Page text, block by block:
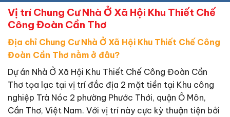
Vị trí Chung Cư Nhà Ở Xã Hội Khu Thiết Chế
Công Đoàn Cần Thơ
Địa chỉ Chung Cư Nhà Ở Xã Hội Khu Thiết Chế Công
Đoàn Cần Thơ nằm ở đâu?
Dự án Nhà Ở Xã Hội Khu Thiết Chế Công Đoàn Cần
Thơ tọa lạc tại vị trí đắc địa 2 mặt tiền tại Khu công
nghiệp Trà Nóc 2 phường Phước Thới, quận Ô Môn,
Cần Thơ, Việt Nam. Với vị trí này cực kỳ thuận tiện bởi